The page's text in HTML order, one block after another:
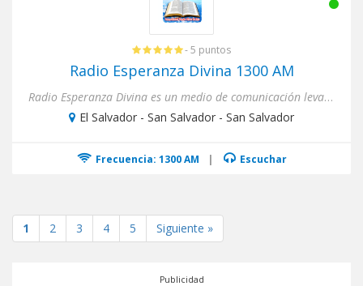
- 5 puntos
Radio Esperanza Divina 1300 AM
Radio Esperanza Divina es un medio de comunicación levantador por el dueño del universo dado por su infinita miseri...
El Salvador - San Salvador - San Salvador
Frecuencia: 1300 AM | Escuchar
1 2 3 4 5 Siguiente »
Publicidad